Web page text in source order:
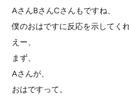
AさんBさんCさんもですね、
僕のおはですに反応を示してくれ
えー、
まず、
Aさんが、
おはですって。